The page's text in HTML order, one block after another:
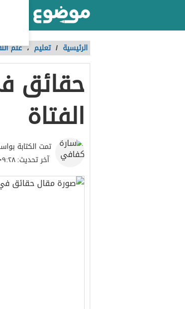
الرئيسية / تعليم ،علم
حقائق
الفتاة
تمت الكتابة
آخر تحديث:٠٩:٢٨ ، ٦ أغسطس ٢٠٢٣